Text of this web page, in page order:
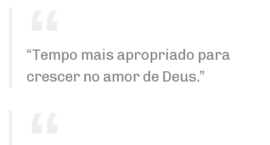
“Tempo mais apropriado para
crescer no amor de Deus.”